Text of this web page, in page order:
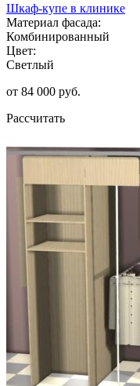
Шкаф-купе в клинике
Материал фасада:
Комбинированный
Цвет:
Светлый
от 84 000 руб.
Рассчитать